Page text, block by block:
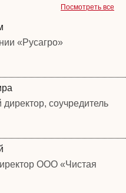
Посмотреть все
«Русагро»
соучредитель
ООО «Чистая